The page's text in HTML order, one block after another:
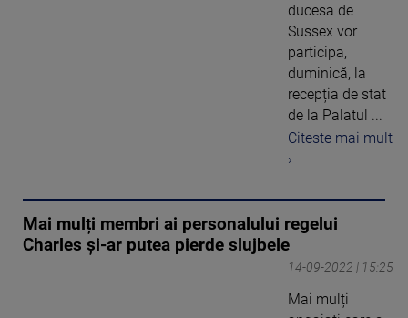
ducesa de
Sussex vor
participa,
duminică, la
recepția de stat
de la Palatul ...
Citeste mai mult
›
Mai mulți membri ai personalului regelui
Charles şi-ar putea pierde slujbele
14-09-2022 | 15:25
Mai mulți